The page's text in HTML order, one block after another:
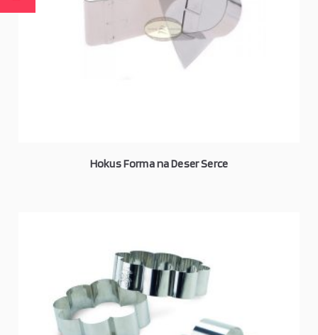
Hokus Forma na Deser Serce